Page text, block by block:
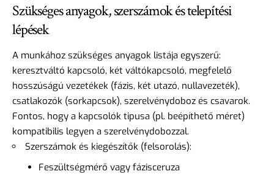
Szükséges anyagok, szerszámok és telepítési
lépések
A munkához szükséges anyagok listája egyszerű:
keresztváltó kapcsoló, két váltókapcsoló, megfelelő
hosszúságú vezetékek (fázis, két utazó, nullavezeték),
csatlakozók (sorkapcsok), szerelvénydoboz és csavarok.
Fontos, hogy a kapcsolók tipusa (pl. beépíthető méret)
kompatibilis legyen a szerelvénydobozzal.
Szerszámok és kiegészítők (felsorolás):
Feszültségmérő vagy fázisceruza